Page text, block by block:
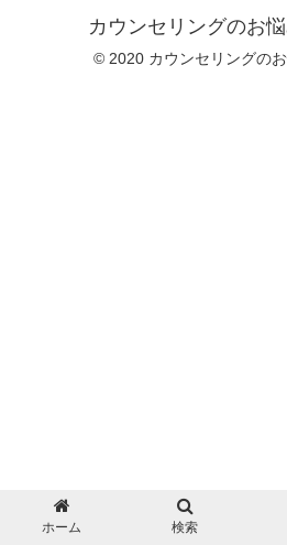
カウンセリングのお
© 2020 カウンセリングの
ホーム 検索